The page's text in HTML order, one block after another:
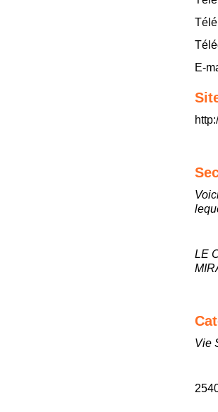
E-
LE
Vie